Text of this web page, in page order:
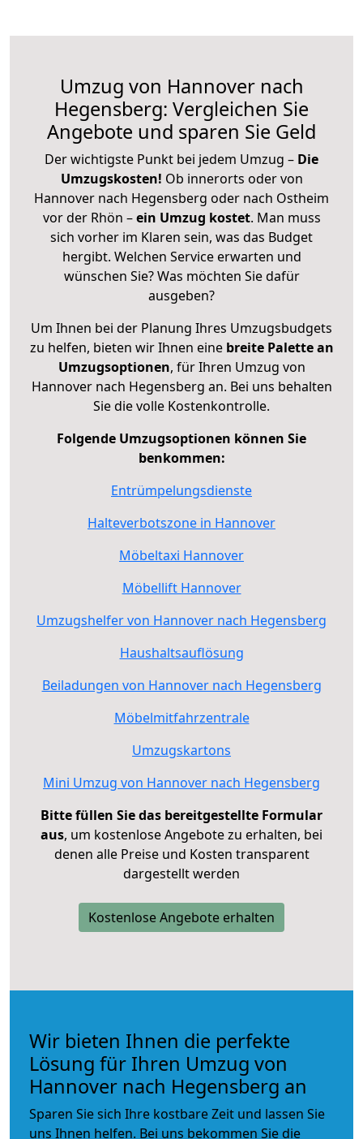
Umzug von Hannover nach
Hegensberg: Vergleichen Sie
Angebote und sparen Sie Geld
Der wichtigste Punkt bei jedem Umzug – Die
Umzugskosten! Ob innerorts oder von
Hannover nach Hegensberg oder nach Ostheim
vor der Rhön –ein Umzug kostet. Man muss
sich vorher im Klaren sein, was das Budget
hergibt. Welchen Service erwarten und
wünschen Sie? Was möchten Sie dafür
ausgeben?
Um Ihnen bei der Planung Ihres Umzugsbudgets
zu helfen, bieten wir Ihnen eine breite Palette an
Umzugsoptionen, für Ihren Umzug von
Hannover nach Hegensberg an. Bei uns behalten
Sie die volle Kostenkontrolle.
Folgende Umzugsoptionen können Sie
benkommen:
Entrümpelungsdienste
Halteverbotszone in Hannover
Möbeltaxi Hannover
Möbellift Hannover
Umzugshelfer von Hannover nach Hegensberg
Haushaltsauflösung
Beiladungen von Hannover nach Hegensberg
Möbelmitfahrzentrale
Umzugskartons
Mini Umzug von Hannover nach Hegensberg
Bitte füllen Sie das bereitgestellte Formular
aus, um kostenlose Angebote zu erhalten, bei
denen alle Preise und Kosten transparent
dargestellt werden
Kostenlose Angebote erhalten
Wir bieten Ihnen die perfekte
Lösung für Ihren Umzug von
Hannover nach Hegensberg an
Sparen Sie sich Ihre kostbare Zeit und lassen Sie
uns Ihnen helfen. Bei uns bekommen Sie die